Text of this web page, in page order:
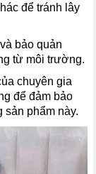
để tránh lây
bảo quản
từ môi trường.
chuyên gia
để đảm bảo
sản phẩm này.